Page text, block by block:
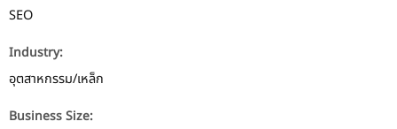
SEO
Industry:
อุตสาหกรรม/เหล็ก
Business Size: